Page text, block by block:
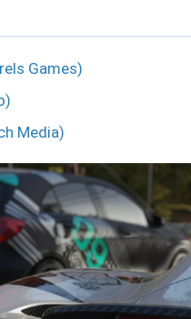
Games)
Media)